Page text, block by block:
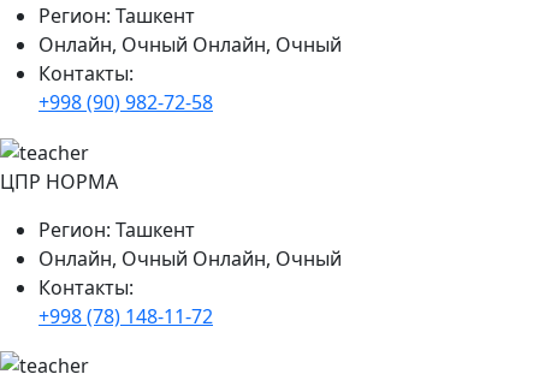
Регион: Ташкент
Онлайн, Очный Онлайн, Очный
Контакты:
+998 (90) 982-72-58
ЦПР НОРМА
Регион: Ташкент
Онлайн, Очный Онлайн, Очный
Контакты:
+998 (78) 148-11-72